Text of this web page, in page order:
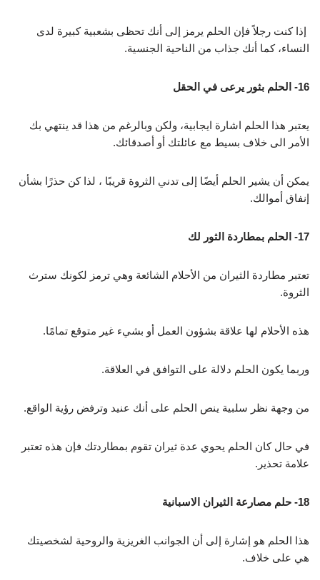
إذا كنت رجلاً فإن الحلم يرمز إلى أنك تحظى بشعبية كبيرة لدى
النساء، كما أنك جذاب من الناحية الجنسية.
16- الحلم بثور يرعى في الحقل
يعتبر هذا الحلم اشارة ايجابية، ولكن وبالرغم من هذا قد ينتهي بك
الأمر الى خلاف بسيط مع عائلتك أو أصدقائك.
يمكن أن يشير الحلم أيضًا إلى تدني الثروة قريبًا ، لذا كن حذرًا بشأن
إنفاق أموالك.
17- الحلم بمطاردة الثور لك
تعتبر مطاردة الثيران من الأحلام الشائعة وهي ترمز لكونك سترث
الثروة.
هذه الأحلام لها علاقة بشؤون العمل أو بشيء غير متوقع تمامًا.
وربما يكون الحلم دلالة على التوافق في العلاقة.
من وجهة نظر سلبية ينص الحلم على أنك عنيد وترفض رؤية الواقع.
في حال كان الحلم يحوي عدة ثيران تقوم بمطاردتك فإن هذه تعتبر
علامة تحذير.
18- حلم مصارعة الثيران الاسبانية
هذا الحلم هو إشارة إلى أن الجوانب الغريزية والروحية لشخصيتك
هي على خلاف.